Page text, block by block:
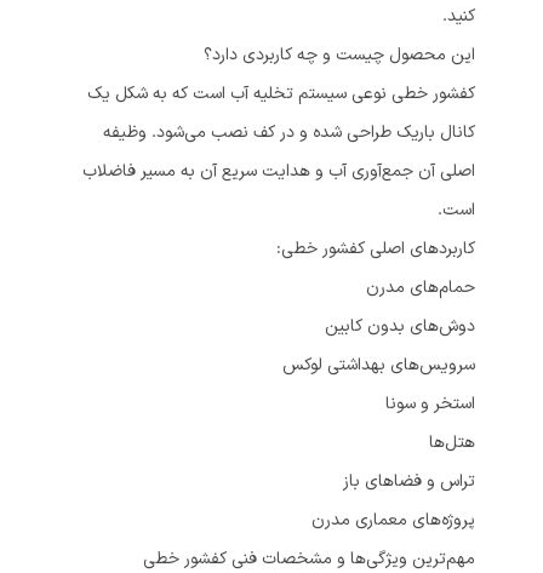
کنید.
این محصول چیست و چه کاربردی دارد؟
کفشور خطی نوعی سیستم تخلیه آب است که به شکل یک
کانال باریک طراحی شده و در کف نصب می‌شود. وظیفه
اصلی آن جمع‌آوری آب و هدایت سریع آن به مسیر فاضلاب
است.
کاربردهای اصلی کفشور خطی:
حمام‌های مدرن
دوش‌های بدون کابین
سرویس‌های بهداشتی لوکس
استخر و سونا
هتل‌ها
تراس و فضاهای باز
پروژه‌های معماری مدرن
مهم‌ترین ویژگی‌ها و مشخصات فنی کفشور خطی